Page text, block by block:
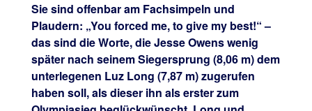
Sie sind offenbar am Fachsimpeln und
Plaudern: „You forced me, to give my best!“ –
das sind die Worte, die Jesse Owens wenig
später nach seinem Siegersprung (8,06 m) dem
unterlegenen Luz Long (7,87 m) zugerufen
haben soll, als dieser ihn als erster zum